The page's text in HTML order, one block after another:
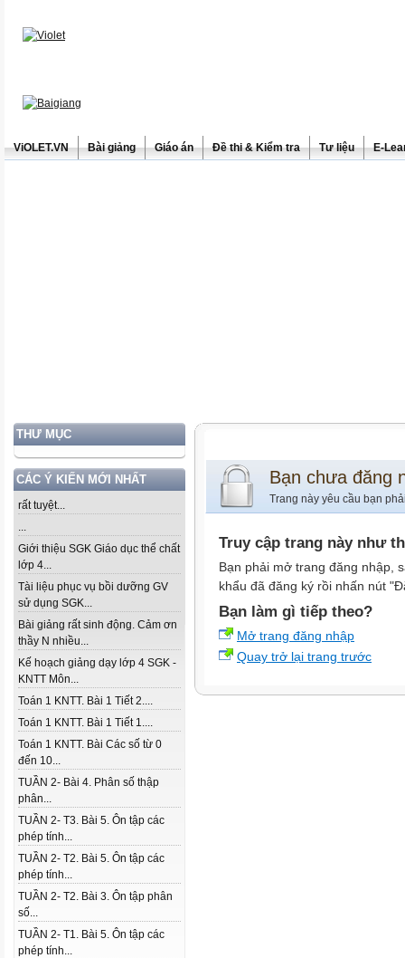
ViOLET.VN Bài giảng Giáo án Đề thi & Kiểm tra Tư liệu E-
THƯ MỤC
CÁC Ý KIẾN MỚI NHẤT
rất tuyệt...
...
Giới thiệu SGK Giáo dục thể chất
lớp 4...
Tài liệu phục vụ bồi dưỡng GV
sử dụng SGK...
Bài giảng rất sinh động. Cảm ơn
thầy N nhiều...
Kế hoạch giảng dạy lớp 4 SGK -
KNTT Môn...
Toán 1 KNTT. Bài 1 Tiết 2....
Toán 1 KNTT. Bài 1 Tiết 1....
Toán 1 KNTT. Bài Các số từ 0
đến 10...
TUẦN 2- Bài 4. Phân số thập
phân...
TUẦN 2- T3. Bài 5. Ôn tập các
phép tính...
TUẦN 2- T2. Bài 5. Ôn tập các
phép tính...
TUẦN 2- T2. Bài 3. Ôn tập phân
số...
TUẦN 2- T1. Bài 5. Ôn tập các
phép tính...
Bạn chưa đăng
Trang này yêu cầu bạn
Truy cập trang này như
Bạn phải mở trang đăng nhập,
khẩu đã đăng ký rồi nhấn nút
Bạn làm gì tiếp theo?
Mở trang đăng nhập
Quay trở lại trang trước